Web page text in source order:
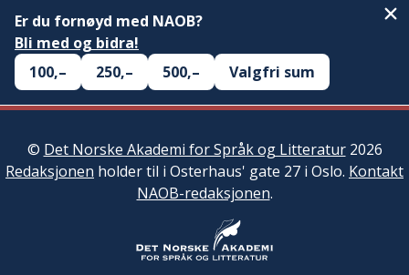
Er du fornøyd med NAOB?
Bli med og bidra!
100,–
250,– 500,– Valgfri sum
© Det Norske Akademi for Språk og Litteratur2026
Redaksjonen holder til i Osterhaus' gate 27 i Oslo. Kontakt
NAOB-redaksjonen.